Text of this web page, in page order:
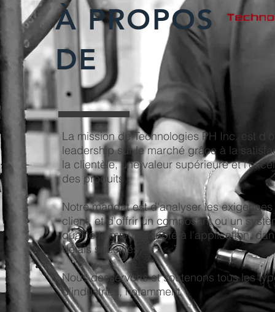
À PROPOS
DE
La mission de Technologies PH Inc. est
leadership sur le marché grâce à la
la clientèle, une valeur supérieure et
des produits .
Notre mandat est d'analyser les
client, et d'offrir un composant ou un
qualité le mieux adapté à l'application,
délais spécifiés.
Nous desservons et soutenons tous les
d'industries, notamment